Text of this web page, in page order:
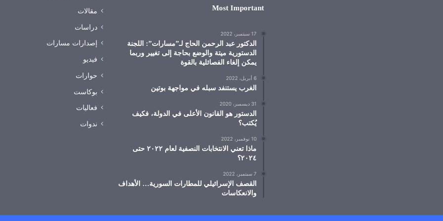
Most Important
17 سبتمبر، 2022
الدكتور عبد الرحمن الحاج لـ”مسارات”: اللجنة
الدستورية ميتة والوضع بحاجة إلى تغيير وربما
يمكن إلغاء الفصائلية بالقوة
6 أبريل، 2022
الغرب يستنفد سبله في مواجهة بوتين
31 ديسمبر، 2020
الدستور هو القانون الأعلى في الدولة، فكيف
يُكتب؟
10 نوفمبر، 2022
ماذا تعني الانتخابات النصفية لعام ٢٠٢٢ حتى
٢٠٢٤؟
7 سبتمبر، 2022
القصف الإسرائيلي للمطارات السورية… الأهداف
والانعكاسات
مقالات
دراسات
إصدارات مسارات
فيديو
حوارات
بوكاست
فعاليات
ندوات